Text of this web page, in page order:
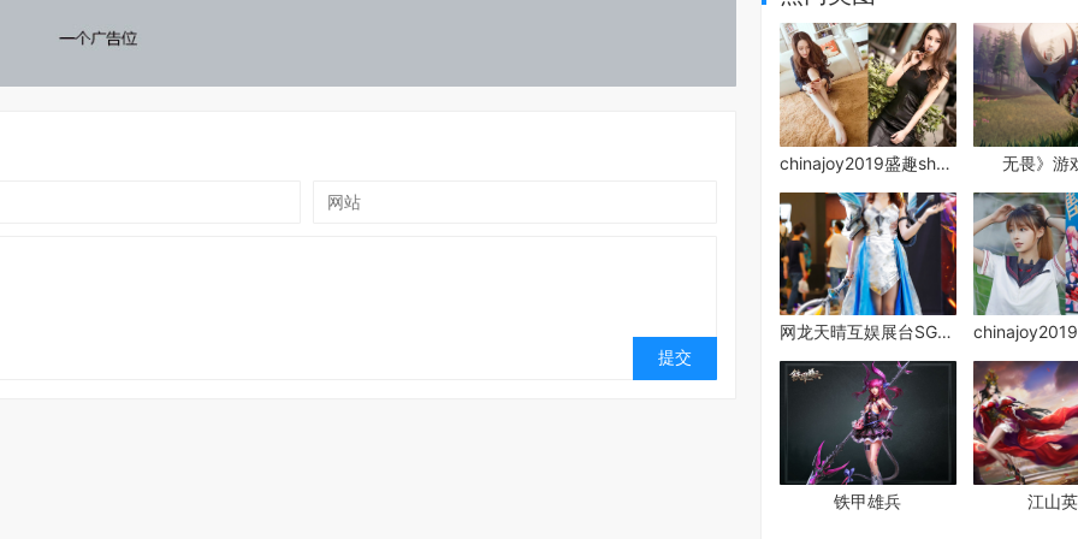
chinajoy2019盛趣showgirl2 无畏》游
网龙天晴互娱展台SG精选
铁甲雄兵 江山